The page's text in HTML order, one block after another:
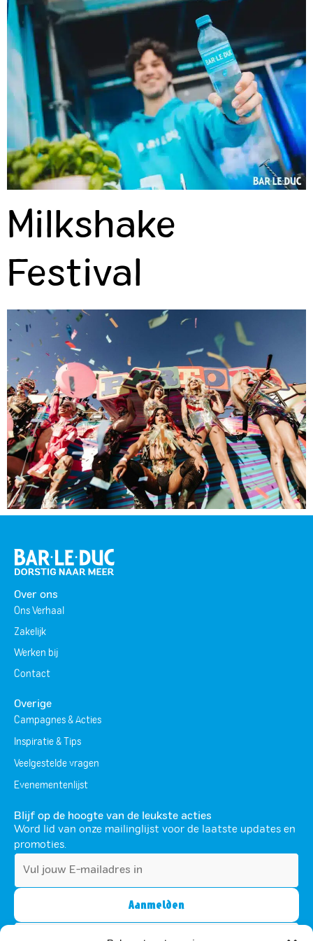
Milkshake
Festival
Over ons
Ons Verhaal
Zakelijk
Werken bij
Contact
Overige
Campagnes & Acties
Inspiratie & Tips
Veelgestelde vragen
Evenementenlijst
Blijf op de hoogte van de leukste acties
Word lid van onze mailinglijst voor de laatste updates en
promoties.